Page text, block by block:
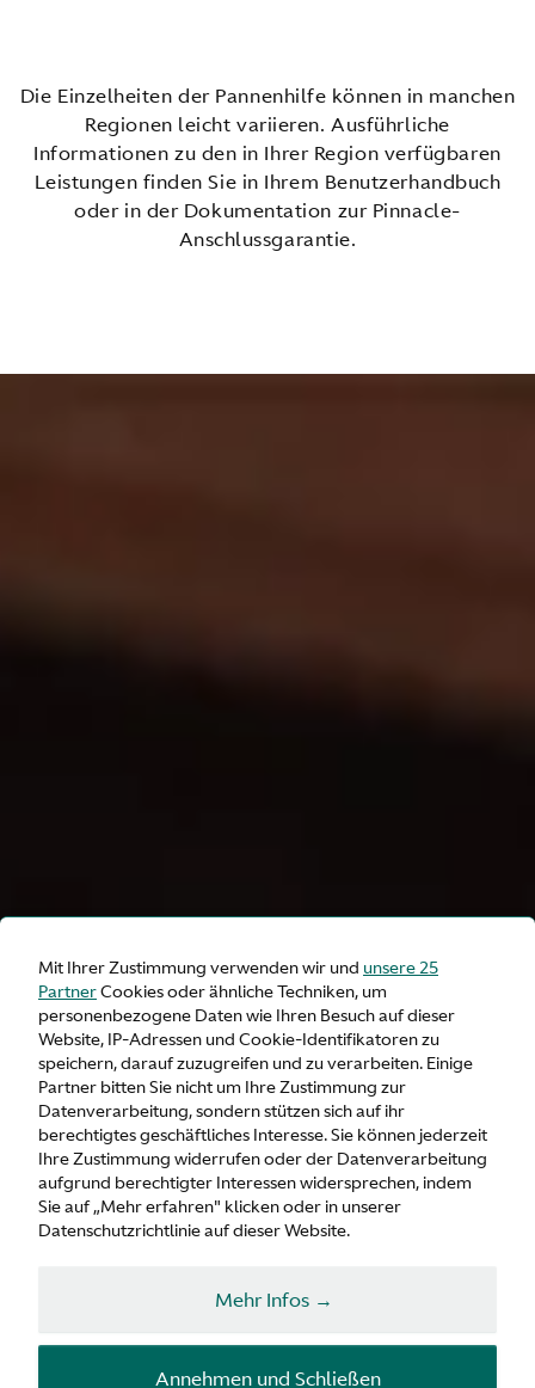
Mit Ihrer Zustimmung verwenden wir und unsere 25
PartnerCookies oder ähnliche Techniken, um
personenbezogene Daten wie Ihren Besuch auf dieser
Website, IP-Adressen und Cookie-Identifikatoren zu
speichern, darauf zuzugreifen und zu verarbeiten. Einige
Partner bitten Sie nicht um Ihre Zustimmung zur
Datenverarbeitung, sondern stützen sich auf ihr
berechtigtes geschäftliches Interesse. Sie können jederzeit
Ihre Zustimmung widerrufen oder der Datenverarbeitung
aufgrund berechtigter Interessen widersprechen, indem
Sie auf „Mehr erfahren" klicken oder in unserer
Datenschutzrichtlinie auf dieser Website.
Mehr Infos →
Annehmen und Schließen
Die Einzelheiten der Pannenhilfe können in manchen
Regionen leicht variieren. Ausführliche
Informationen zu den in Ihrer Region verfügbaren
Leistungen finden Sie in Ihrem Benutzerhandbuch
oder in der Dokumentation zur Pinnacle-
Anschlussgarantie.